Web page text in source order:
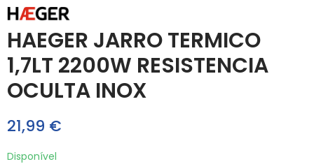
HAEGER JARRO TERMICO
1,7LT 2200W RESISTENCIA
OCULTA INOX
21,99 €
Disponível